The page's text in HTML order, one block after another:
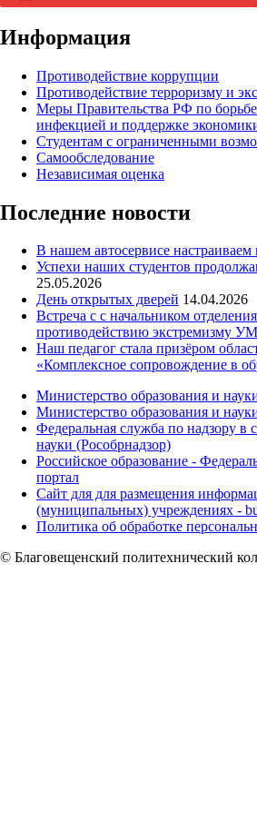
Информация
Противодействие коррупции
Противодействие терроризму и
Меры Правительства РФ по
инфекцией и поддержке
Студентам с ограниченными
Самообследование
Независимая оценка
Последние новости
В нашем автосервисе настраиваем
Успехи наших студентов
25.05.2026
День открытых дверей 14.04.2026
Встреча с с начальником
противодействию экстремизму
Наш педагог стала призёром
«Комплексное сопровождение в
Министерство образования и
Министерство образования и
Федеральная служба по надзору в
науки (Рособрнадзор)
Российское образование -
портал
Сайт для для размещения
(муниципальных) учреждениях -
Политика об обработке
© Благовещенский политехнический